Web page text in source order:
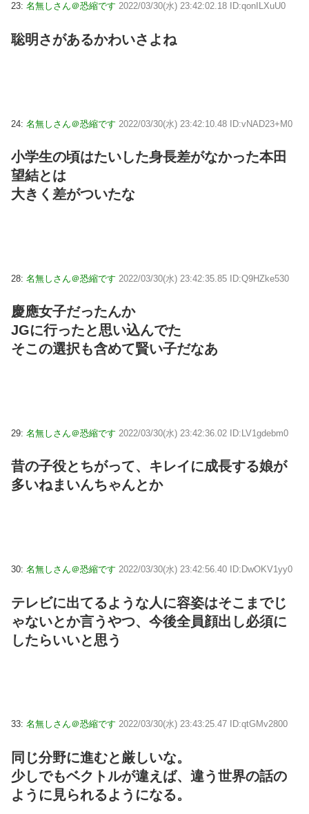
23: 名無しさん＠恐縮です 2022/03/30(水) 23:42:02.18 ID:qonILXuU0
聡明さがあるかわいさよね
24: 名無しさん＠恐縮です 2022/03/30(水) 23:42:10.48 ID:vNAD23+M0
小学生の頃はたいした身長差がなかった本田
望結とは
大きく差がついたな
28: 名無しさん＠恐縮です 2022/03/30(水) 23:42:35.85 ID:Q9HZke530
慶應女子だったんか
JGに行ったと思い込んでた
そこの選択も含めて賢い子だなあ
29: 名無しさん＠恐縮です 2022/03/30(水) 23:42:36.02 ID:LV1gdebm0
昔の子役とちがって、キレイに成長する娘が
多いねまいんちゃんとか
30: 名無しさん＠恐縮です 2022/03/30(水) 23:42:56.40 ID:DwOKV1yy0
テレビに出てるような人に容姿はそこまでじ
ゃないとか言うやつ、今後全員顔出し必須に
したらいいと思う
33: 名無しさん＠恐縮です 2022/03/30(水) 23:43:25.47 ID:qtGMv2800
同じ分野に進むと厳しいな。
少しでもベクトルが違えば、違う世界の話の
ように見られるようになる。